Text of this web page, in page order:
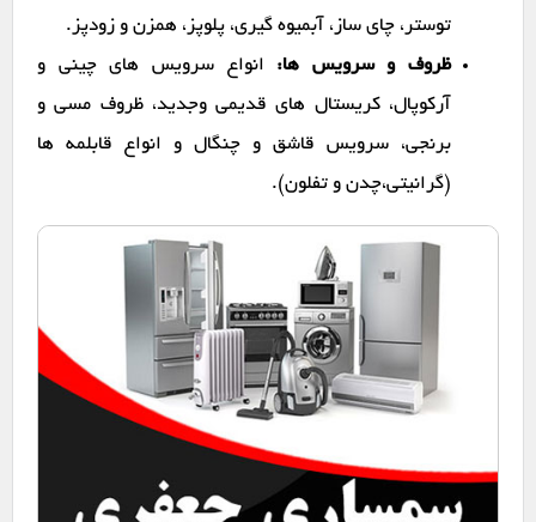
توستر، چای ساز، آبمیوه گیری، پلوپز، همزن و زودپز.
ظروف و سرویس ها: انواع سرویس های چینی و
آرکوپال، کریستال های قدیمی وجدید، ظروف مسی و
برنجی، سرویس قاشق و چنگال و انواع قابلمه ها
(گرانیتی،چدن و تفلون).